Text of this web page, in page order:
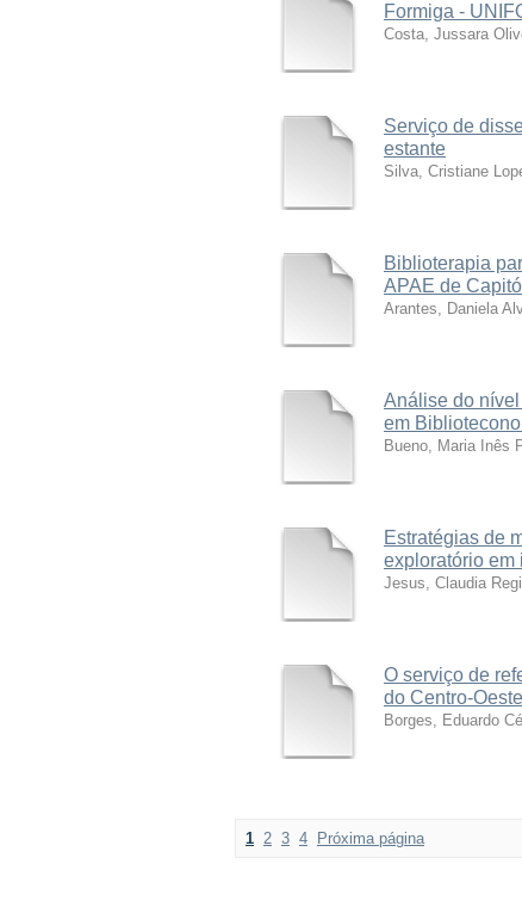
Formiga -
Costa, Jussara
Serviço de
estante
Silva, Cristiane
Biblioterapia
APAE de
Arantes, Daniela
Análise do
em
Bueno, Maria Inês
Estratégias de
exploratório em
Jesus, Claudia
O serviço de
do Centro-
Borges, Eduardo
1 2 3 4 Próxima página